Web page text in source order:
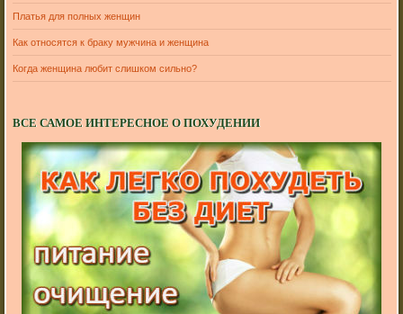
Платья для полных женщин
Как относятся к браку мужчина и женщина
Когда женщина любит слишком сильно?
ВСЕ САМОЕ ИНТЕРЕСНОЕ О ПОХУДЕНИИ